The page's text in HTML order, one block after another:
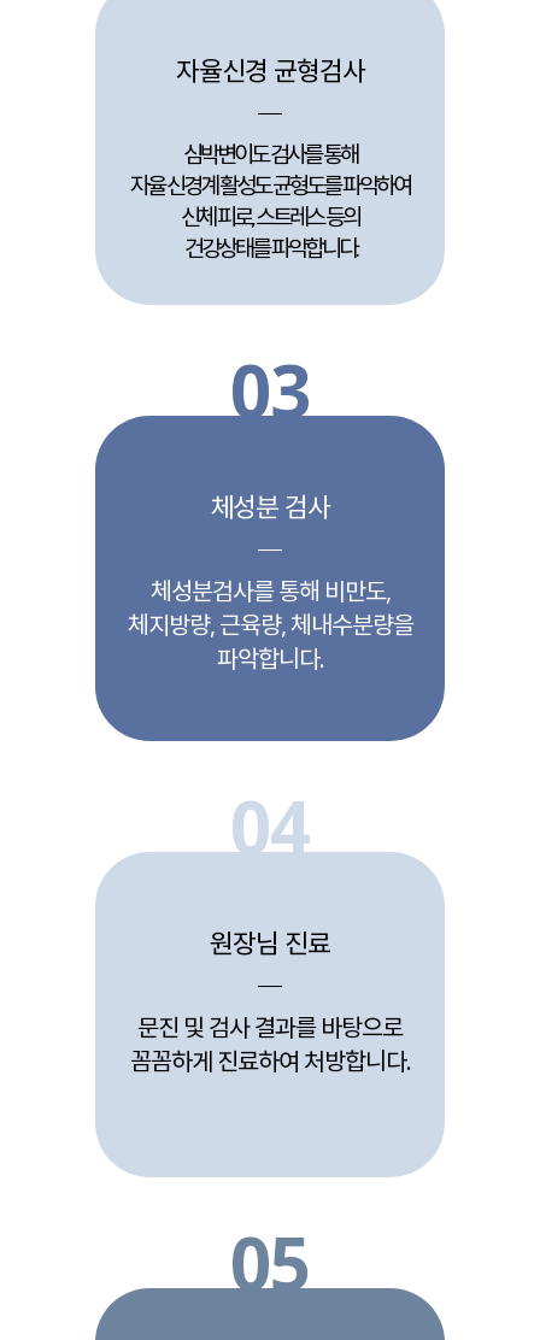
자율신경 균형검사
심박변이도 검사를 통해
자율 신경계 활성도 균형도를 파악하여
신체 피로, 스트레스 등의
건강상태를 파악합니다.
03
체성분 검사
체성분검사를 통해 비만도,
체지방량, 근육량, 체내수분량을
파악합니다.
04
원장님 진료
문진 및 검사 결과를 바탕으로
꼼꼼하게 진료하여 처방합니다.
05